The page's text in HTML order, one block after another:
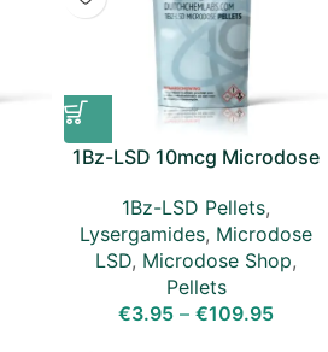
1Bz-LSD 10mcg Microdose
1Bz-LSD Pellets,
Lysergamides, Microdose
LSD, Microdose Shop,
Pellets
€3.95 – €109.95